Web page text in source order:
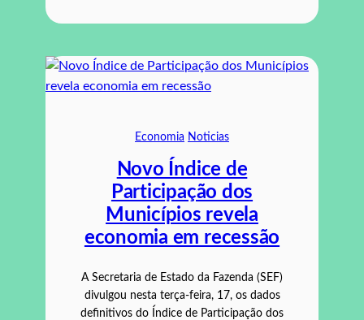
Economia Noticias
Novo Índice de
Participação dos
Municípios revela
economia em recessão
A Secretaria de Estado da Fazenda (SEF)
divulgou nesta terça-feira, 17, os dados
definitivos do Índice de Participação dos